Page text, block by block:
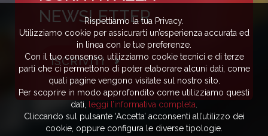
NEWSLETTER
ISCRIVITI
Rispettiamo la tua Privacy.
Utilizziamo cookie per assicurarti un’esperienza accurata ed
in linea con le tue preferenze.
Con il tuo consenso, utilizziamo cookie tecnici e di terze
parti che ci permettono di poter elaborare alcuni dati, come
quali pagine vengono visitate sul nostro sito.
Per scoprire in modo approfondito come utilizziamo questi
dati,
leggi l’informativa completa
Cliccando sul pulsante ‘Accetta’ acconsenti all’utilizzo dei
cookie, oppure configura le diverse tipologie.